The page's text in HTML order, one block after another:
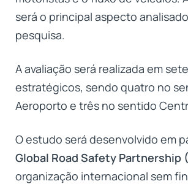
será o principal aspecto
pesquisa.
A avaliação será realizada em
estratégicos, sendo quatro no
Aeroporto e três no sentido
O estudo será desenvolvido em
Global Road Safety Partnership
organização internacional sem